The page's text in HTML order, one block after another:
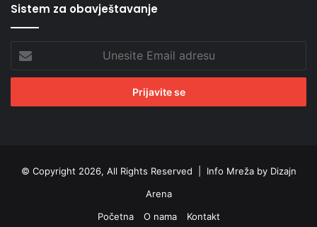
Sistem za obavještavanje
Email
adresu
© Copyright 2026, All Rights Reserved | Info Mreža by Dizajn
Arena
Početna
O nama Kontakt